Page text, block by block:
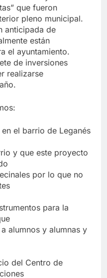
que fueron
pleno municipal.
anticipada de
están
el ayuntamiento.
de inversiones
realizarse
el barrio de Leganés
y que este proyecto
por lo que no
para la
alumnos y alumnas y
del Centro de